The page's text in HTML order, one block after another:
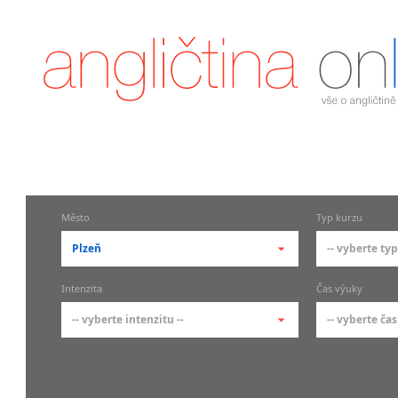
Město
Plzeň
-- vyberte město --
pražské městské části
Typ kurzu
-- vyberte
-- vyberte
Intenzita
-- vyberte intenzitu --
Čas výuky
-- vyberte